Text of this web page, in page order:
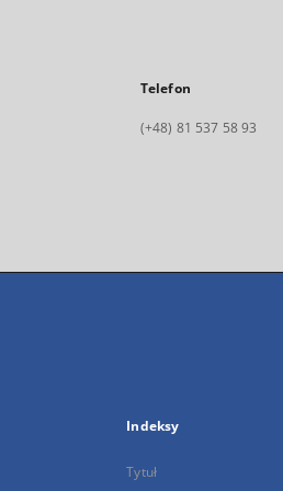
Telefon
(+48) 81 537 58 93
Indeksy
Tytuł